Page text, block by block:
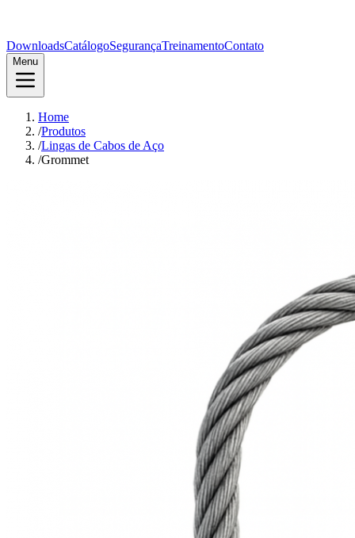
DownloadsCatálogoSegurançaTreinamentoContato
Menu
Home
/Produtos
/Lingas de Cabos de Aço
/Grommet